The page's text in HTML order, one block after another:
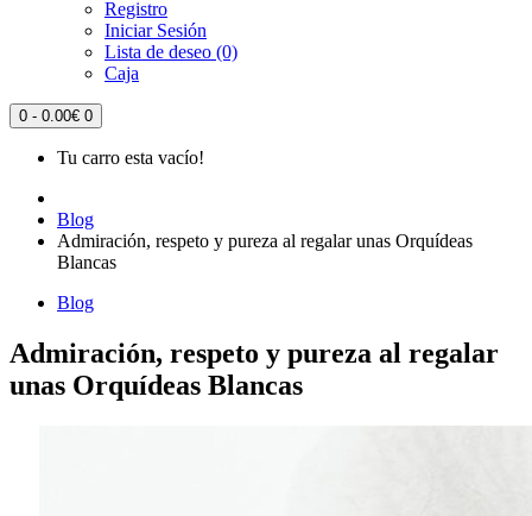
Registro
Iniciar Sesión
Lista de deseo (0)
Caja
0 - 0.00€ 0
Tu carro esta vacío!
Blog
Admiración, respeto y pureza al regalar unas Orquídeas
Blancas
Blog
Admiración, respeto y pureza al regalar
unas Orquídeas Blancas